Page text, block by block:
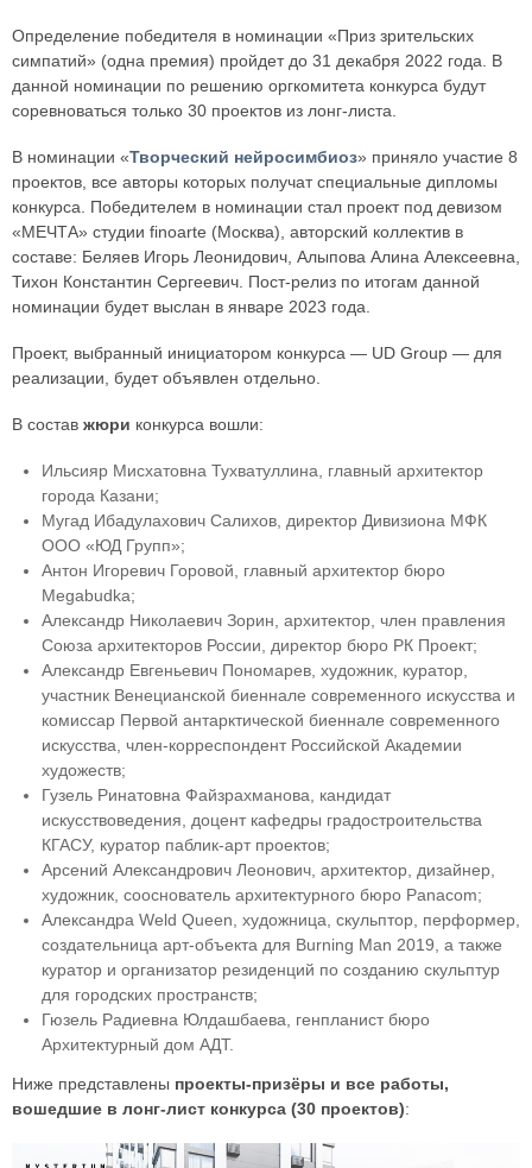
Определение победителя в номинации «Приз зрительских
симпатий» (одна премия) пройдет до 31 декабря 2022 года. В
данной номинации по решению оргкомитета конкурса будут
соревноваться только 30 проектов из лонг-листа.
В номинации «Творческий нейросимбиоз» приняло участие 8
проектов, все авторы которых получат специальные дипломы
конкурса. Победителем в номинации стал проект под девизом
«МЕЧТА» студии finoarte (Москва), авторский коллектив в
составе: Беляев Игорь Леонидович, Алыпова Алина Алексеевна,
Тихон Константин Сергеевич. Пост-релиз по итогам данной
номинации будет выслан в январе 2023 года.
Проект, выбранный инициатором конкурса — UD Group — для
реализации, будет объявлен отдельно.
В состав жюри конкурса вошли:
Ильсияр Мисхатовна Тухватуллина, главный архитектор
города Казани;
Мугад Ибадулахович Салихов, директор Дивизиона МФК
ООО «ЮД Групп»;
Антон Игоревич Горовой, главный архитектор бюро
Megabudka;
Александр Николаевич Зорин, архитектор, член правления
Союза архитекторов России, директор бюро РК Проект;
Александр Евгеньевич Пономарев, художник, куратор,
участник Венецианской биеннале современного искусства и
комиссар Первой антарктической биеннале современного
искусства, член-корреспондент Российской Академии
художеств;
Гузель Ринатовна Файзрахманова, кандидат
искусствоведения, доцент кафедры градостроительства
КГАСУ, куратор паблик-арт проектов;
Арсений Александрович Леонович, архитектор, дизайнер,
художник, сооснователь архитектурного бюро Panacom;
Александра Weld Queen, художница, скульптор, перформер,
создательница арт-объекта для Burning Man 2019, а также
куратор и организатор резиденций по созданию скульптур
для городских пространств;
Гюзель Радиевна Юлдашбаева, генпланист бюро
Архитектурный дом АДТ.
Ниже представлены проекты-призёры и все работы,
вошедшие в лонг-лист конкурса (30 проектов):